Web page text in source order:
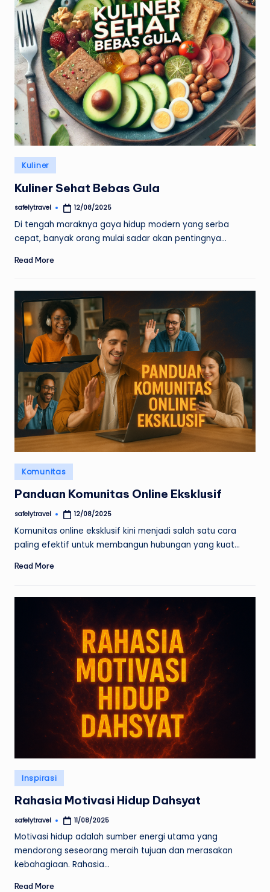
Posted
in
Kuliner
Kuliner Sehat Bebas Gula
Posted
safelytravel 12/08/2025
Di tengah maraknya gaya hidup modern yang serba
cepat, banyak orang mulai sadar akan pentingnya…
Read More
Posted
in
Komunitas
Panduan Komunitas Online Eksklusif
Posted
safelytravel 12/08/2025
Komunitas online eksklusif kini menjadi salah satu cara
paling efektif untuk membangun hubungan yang kuat…
Read More
Posted
in
Inspirasi
Rahasia Motivasi Hidup Dahsyat
Posted
safelytravel 11/08/2025
Motivasi hidup adalah sumber energi utama yang
mendorong seseorang meraih tujuan dan merasakan
kebahagiaan. Rahasia…
Read More